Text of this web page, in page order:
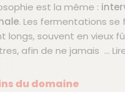
est la même :
. Les fermentations
longs, souvent en vieux
afin de ne jamais ...
du domaine